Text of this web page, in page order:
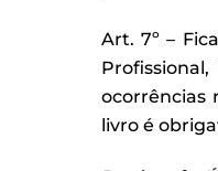
Art. 7º –
ocorrências
livro é